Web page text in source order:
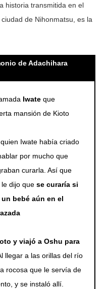
historia transmitida en el
de Nihonmatsu, es la
de Adachihara
Iwateque
mansión de Kioto
Iwate había criado
por mucho que
curarla. Así que
dijo que se curaría si
bebé aún en el
y viajó a Oshu para
llegar a las orillas del río
rocosa que le servía de
y se instaló allí.